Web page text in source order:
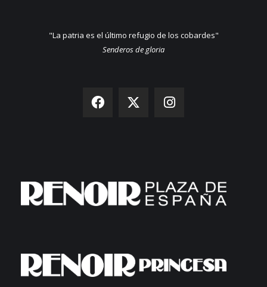
"La patria es el último refugio de los cobardes"
Senderos de gloria